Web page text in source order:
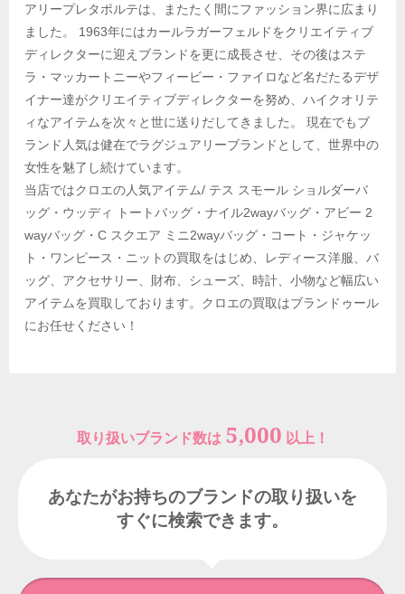
アリープレタポルテは、またたく間にファッション界に広まり
ました。 1963年にはカールラガーフェルドをクリエイティブ
ディレクターに迎えブランドを更に成長させ、その後はステ
ラ・マッカートニーやフィービー・ファイロなど名だたるデザ
イナー達がクリエイティブディレクターを努め、ハイクオリテ
ィなアイテムを次々と世に送りだしてきました。 現在でもブ
ランド人気は健在でラグジュアリーブランドとして、世界中の
女性を魅了し続けています。
当店ではクロエの人気アイテム/ テス スモール ショルダーバ
ッグ・ウッディ トートバッグ・ナイル2wayバッグ・アビー 2
wayバッグ・C スクエア ミニ2wayバッグ・コート・ジャケッ
ト・ワンピース・ニットの買取をはじめ、レディース洋服、バ
ッグ、アクセサリー、財布、シューズ、時計、小物など幅広い
アイテムを買取しております。クロエの買取はブランドゥール
にお任せください！
取り扱いブランド数は 5,000 以上！
あなたがお持ちのブランドの取り扱いを
すぐに検索できます。